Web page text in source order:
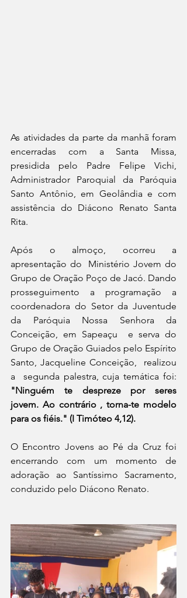
As atividades da parte da manhã foram
encerradas com a Santa Missa,
presidida pelo Padre Felipe Vichi,
Administrador Paroquial da Paróquia
Santo Antônio, em Geolândia e com
assistência do Diácono Renato Santa
Rita.
Após o almoço, ocorreu a
apresentação do  Ministério Jovem do
Grupo de Oração Poço de Jacó. Dando
prosseguimento a programação a
coordenadora do Setor da Juventude
da Paróquia Nossa Senhora da
Conceição, em Sapeaçu  e serva do
Grupo de Oração Guiados pelo Espírito
Santo, Jacqueline Conceição,  realizou
"Ninguém te despreze por seres
jovem. Ao contrário , torna-te modelo
para os fiéis." (I Timóteo 4,12).
O Encontro Jovens ao Pé da Cruz foi
encerrando com um momento de
adoração ao Santíssimo Sacramento,
conduzido pelo Diácono Renato.